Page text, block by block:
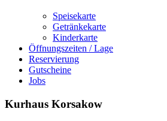
Speisekarte
Getränkekarte
Kinderkarte
Öffnungszeiten / Lage
Reservierung
Gutscheine
Jobs
Kurhaus Korsakow